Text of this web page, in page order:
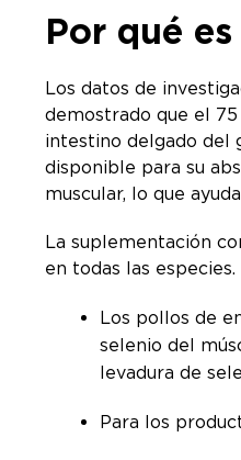
Por qué
Los datos de
demostrado que el
intestino delgado del
disponible para su
muscular, lo que
La suplementación
en todas las especies.
Los pollos de
selenio del
levadura de
Para los